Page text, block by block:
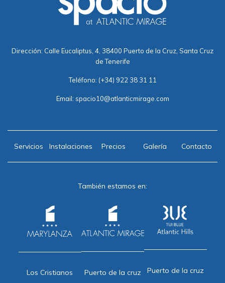
Dirección: Calle Eucaliptus, 4, 38400 Puerto de la Cruz, Santa Cruz
de Tenerife
Teléfono: (+34) 922 38 31 11
Email: spacio10@atlanticmirage.com
Servicios Instalaciones Precios Galería Contacto
También estamos en:
Los Cristianos Puerto de la cruz Puerto de la cruz